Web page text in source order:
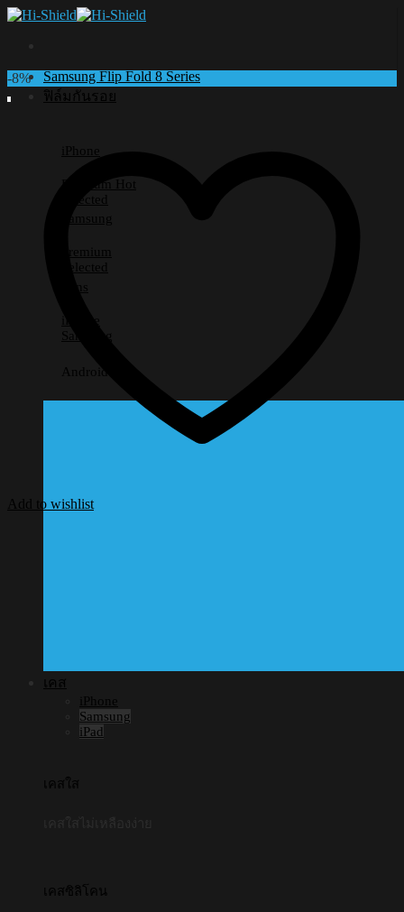
Skip
Samsung Flip Fold 8 Series
ฟิล์มกันรอย
iPhone
Premium
Selected
Samsung
Premium
Selected
Lens
iPhone
Samsung
Android อื่นๆ
เคส
iPhone
Samsung
iPad
เคสใส
เคสซิลิโคน
-8%
Add to wishlist